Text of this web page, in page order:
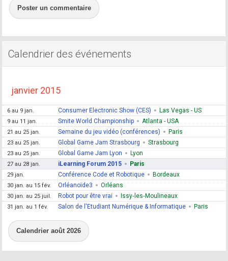
Poster un commentaire
Calendrier des événements
janvier 2015
6 au 9 jan. Consumer Electronic Show (CES) Las Vegas - US
9 au 11 jan. Smite World Championship Atlanta - USA
21 au 25 jan. Semaine du jeu vidéo (conférences) Paris
23 au 25 jan. Global Game Jam Strasbourg Strasbourg
23 au 25 jan. Global Game Jam Lyon Lyon
27 au 28 jan. iLearning Forum 2015 Paris
29 jan. Conférence Code et Robotique Bordeaux
30 jan. au 15 fév. Orléanoïde3 Orléans
30 jan. au 25 juil. Robot pour être vrai Issy‐les‐Moulineaux
31 jan. au 1 fév. Salon de l'Etudiant Numérique & Informatique Paris
Calendrier août 2026